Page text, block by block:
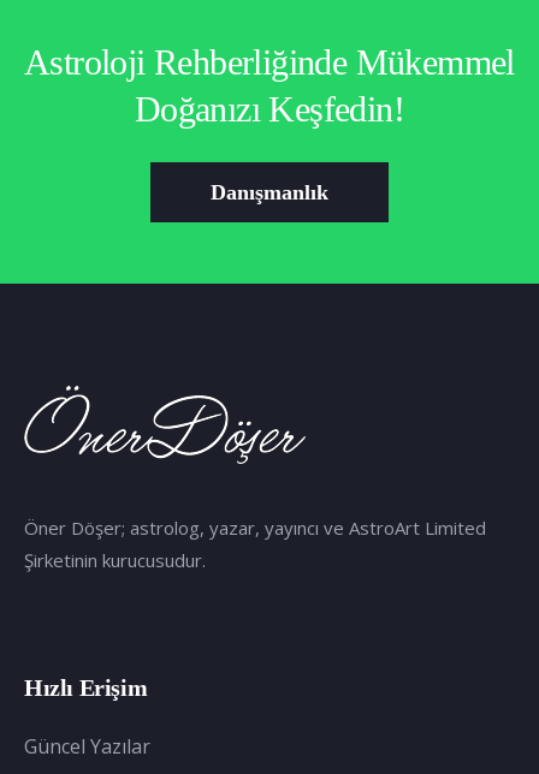
Astroloji Rehberliğinde Mükemmel
Doğanızı Keşfedin!
Danışmanlık
Öner Döşer; astrolog, yazar, yayıncı ve AstroArt Limited
Şirketinin kurucusudur.
Hızlı Erişim
Güncel Yazılar